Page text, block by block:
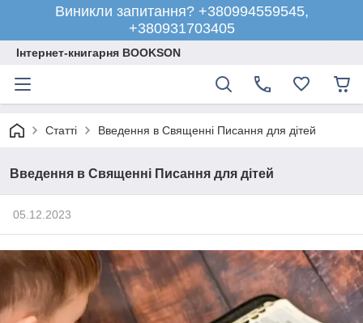
Виникли запитання? +380994559545,
+380931703405
Інтернет-книгарня BOOKSON
Статті Введення в Священні Писання для дітей
Введення в Священні Писання для дітей
05.12.2023